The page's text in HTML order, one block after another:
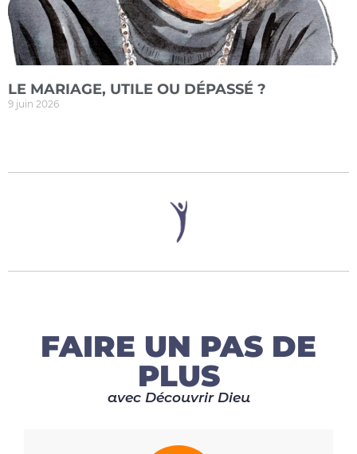
LE MARIAGE, UTILE OU DÉPASSÉ ?
9 juin 2026
FAIRE UN PAS DE
PLUS
avec Découvrir Dieu